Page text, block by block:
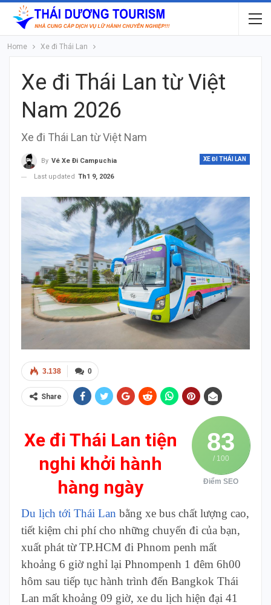
Home Xe đi Thái Lan
Xe đi Thái Lan từ Việt
Nam 2026
Xe đi Thái Lan từ Việt Nam
XE ĐI THÁI LAN
By Vé Xe Đi Campuchia
Last updated Th1 9, 2026
0
3.138
Share
83
/ 100
Điểm SEO
Xe đi Thái Lan tiện
nghi khởi hành
hàng ngày
Du lịch tới Thái Lan bằng xe bus chất lượng cao,
tiết kiệm chi phí cho những chuyến đi của bạn,
xuất phát từ TP.HCM đi Phnom penh mất
khoảng 6 giờ nghỉ lại Phnompenh 1 đêm 6h00
hôm sau tiếp tục hành trình đến Bangkok Thái
Lan mất khoảng 09 giờ, xe du lịch hiện đại 41